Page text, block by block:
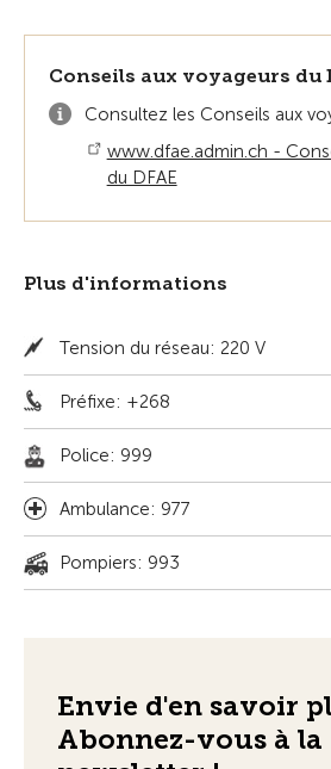
Conseils aux voyageurs du
Consultez les Conseils aux
www.dfae.admin.ch -
du DFAE
Plus d'informations
Tension du réseau: 220 V
Préfixe: +268
Police: 999
Ambulance: 977
Pompiers: 993